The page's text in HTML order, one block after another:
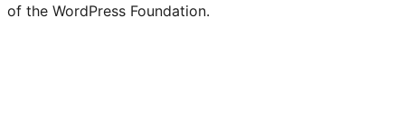
of the WordPress Foundation.